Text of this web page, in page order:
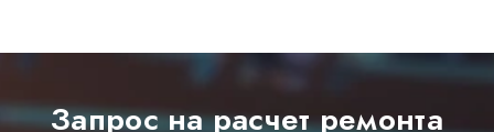
Запрос на расчет ремонта